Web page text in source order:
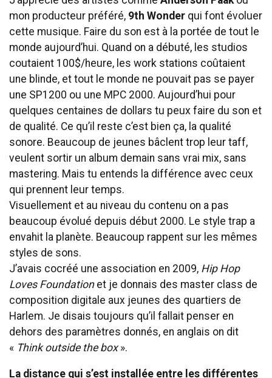
mon producteur préféré, 9th Wonder qui font évoluer
cette musique. Faire du son est à la portée de tout le
monde aujourd’hui. Quand on a débuté, les studios
coutaient 100$/heure, les work stations coûtaient
une blinde, et tout le monde ne pouvait pas se payer
une SP1200 ou une MPC 2000. Aujourd’hui pour
quelques centaines de dollars tu peux faire du son et
de qualité. Ce qu’il reste c’est bien ça, la qualité
sonore. Beaucoup de jeunes bâclent trop leur taff,
veulent sortir un album demain sans vrai mix, sans
mastering. Mais tu entends la différence avec ceux
qui prennent leur temps.
Visuellement et au niveau du contenu on a pas
beaucoup évolué depuis début 2000. Le style trap a
envahit la planète. Beaucoup rappent sur les mêmes
styles de sons.
J’avais cocréé une association en 2009, Hip Hop
Loves Foundationet je donnais des master class de
composition digitale aux jeunes des quartiers de
Harlem. Je disais toujours qu’il fallait penser en
dehors des paramètres donnés, en anglais on dit
« Think outside the box».
La distance qui s’est installée entre les différentes